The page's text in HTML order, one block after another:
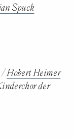
Spuck
/Robert Reimer
der